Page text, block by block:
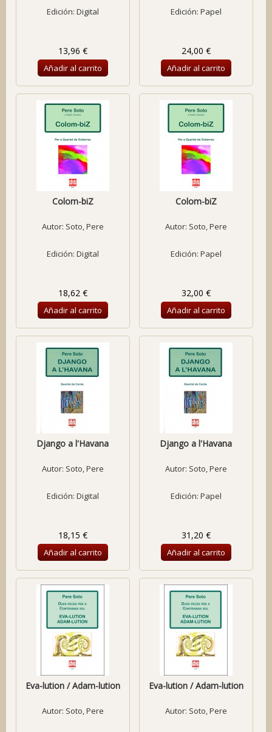
Edición: Digital
13,96 €
Añadir al carrito
Edición: Papel
24,00 €
Añadir al carrito
Colom-biZ
Autor: Soto, Pere
Edición: Digital
18,62 €
Añadir al carrito
Colom-biZ
Autor: Soto, Pere
Edición: Papel
32,00 €
Añadir al carrito
Django a l'Havana
Autor: Soto, Pere
Edición: Digital
18,15 €
Añadir al carrito
Django a l'Havana
Autor: Soto, Pere
Edición: Papel
31,20 €
Añadir al carrito
Eva-lution / Adam-lution
Autor: Soto, Pere
Eva-lution / Adam-lution
Autor: Soto, Pere